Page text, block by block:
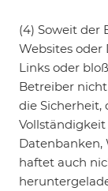
(4) Soweit der
Websites oder
Links oder
Betreiber
die Sicherheit,
Datenbanken,
haftet auch